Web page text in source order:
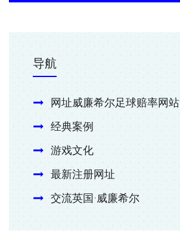
导航
网址威廉希尔足球赔率网站
经典案例
游戏文化
最新注册网址
交流英国·威廉希尔